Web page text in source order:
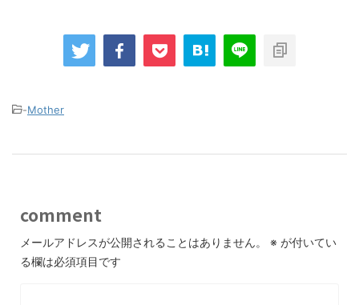
-Mother
comment
メールアドレスが公開されることはありません。 ※ が付いてい
る欄は必須項目です